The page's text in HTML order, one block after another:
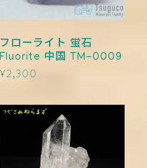
フローライト 蛍石
Fluorite 中国 TM-0009
¥2,300